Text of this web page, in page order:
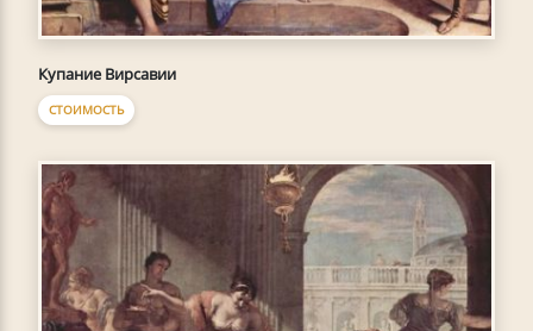
Купание Вирсавии
СТОИМОСТЬ